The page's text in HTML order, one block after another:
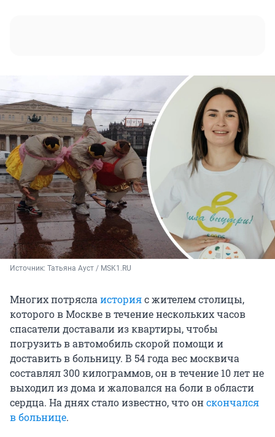
Источник: Татьяна Ауст / MSK1.RU
Многих потряслаисторияс жителем столицы,
которого в Москве в течение нескольких часов
спасатели доставали из квартиры, чтобы
погрузить в автомобиль скорой помощи и
доставить в больницу. В 54 года вес москвича
составлял 300 килограммов, он в течение 10 лет не
выходил из дома и жаловался на боли в области
сердца. На днях стало известно, что онскончался
в больнице.